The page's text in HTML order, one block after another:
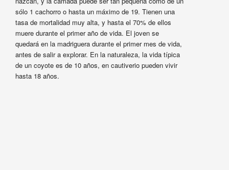
sólo 1 cachorro o hasta un máximo de 19. Tienen una
tasa de mortalidad muy alta, y hasta el 70% de ellos
muere durante el primer año de vida. El joven se
quedará en la madriguera durante el primer mes de vida,
antes de salir a explorar. En la naturaleza, la vida típica
de un coyote es de 10 años, en cautiverio pueden vivir
hasta 18 años.